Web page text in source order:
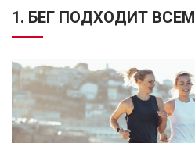
1. БЕГ ПОДХОДИТ ВСЕМ